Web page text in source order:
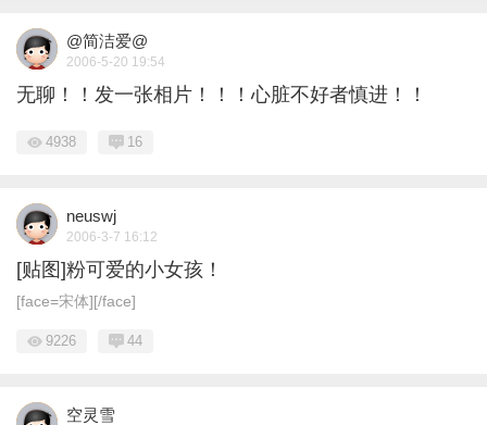
@简洁爱@
2006-5-20 19:54
无聊！！发一张相片！！！心脏不好者慎进！！
4938 16
neuswj
2006-3-7 16:12
[贴图]粉可爱的小女孩！
[face=宋体][/face]
9226 44
空灵雪